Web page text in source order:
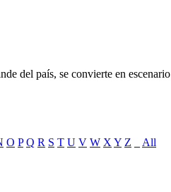
del país, se convierte en escenario
O P Q R S T U V W X Y Z
All